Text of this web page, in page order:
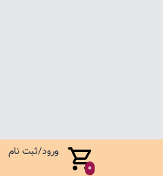
0
ورود/ثبت نام